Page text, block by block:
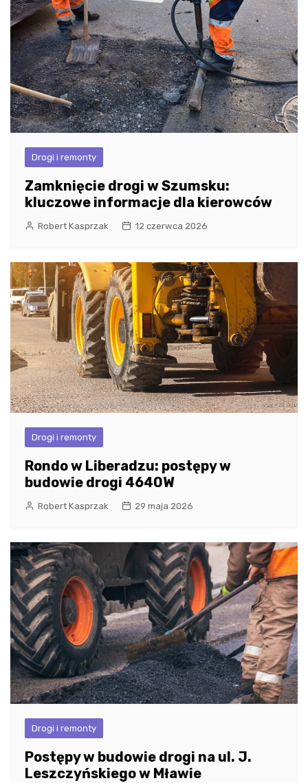
Drogi i remonty
Zamknięcie drogi w Szumsku:
kluczowe informacje dla kierowców
Robert Kasprzak 12 czerwca 2026
Drogi i remonty
Rondo w Liberadzu: postępy w
budowie drogi 4640W
Robert Kasprzak 29 maja 2026
Drogi i remonty
Postępy w budowie drogi na ul. J.
Leszczyńskiego w Mławie